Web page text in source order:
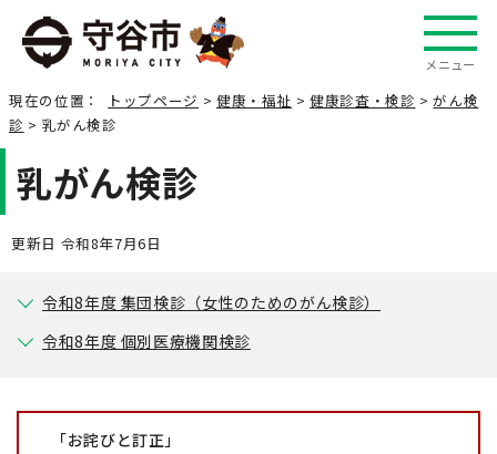
メニュー
現在の位置： トップページ > 健康・福祉 >健康診査・検診 >がん検
診 > 乳がん検診
乳がん検診
更新日 令和8年7月6日
令和8年度 集団検診（女性のためのがん検診）
令和8年度 個別医療機関検診
「お詫びと訂正」